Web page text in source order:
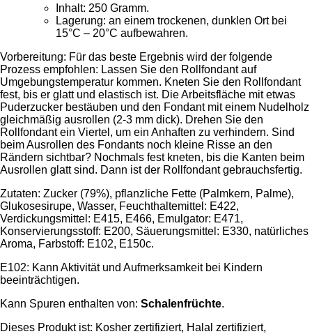
Inhalt: 250 Gramm.
Lagerung: an einem trockenen, dunklen Ort bei
15°C – 20°C aufbewahren.
Vorbereitung: Für das beste Ergebnis wird der folgende
Prozess empfohlen: Lassen Sie den Rollfondant auf
Umgebungstemperatur kommen. Kneten Sie den Rollfondant
fest, bis er glatt und elastisch ist. Die Arbeitsfläche mit etwas
Puderzucker bestäuben und den Fondant mit einem Nudelholz
gleichmäßig ausrollen (2-3 mm dick). Drehen Sie den
Rollfondant ein Viertel, um ein Anhaften zu verhindern. Sind
beim Ausrollen des Fondants noch kleine Risse an den
Rändern sichtbar? Nochmals fest kneten, bis die Kanten beim
Ausrollen glatt sind. Dann ist der Rollfondant gebrauchsfertig.
Zutaten: Zucker (79%), pflanzliche Fette (Palmkern, Palme),
Glukosesirupe, Wasser, Feuchthaltemittel: E422,
Verdickungsmittel: E415, E466, Emulgator: E471,
Konservierungsstoff: E200, Säuerungsmittel: E330, natürliches
Aroma, Farbstoff: E102, E150c.
E102: Kann Aktivität und Aufmerksamkeit bei Kindern
beeinträchtigen.
Kann Spuren enthalten von: Schalenfrüchte.
Dieses Produkt ist: Kosher zertifiziert, Halal zertifiziert,